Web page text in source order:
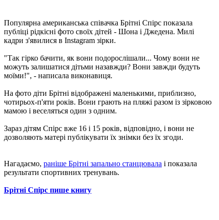
Популярна американська співачка Брітні Спірс показала
публіці рідкісні фото своїх дітей - Шона і Джедена. Милі
кадри з'явилися в Instagram зірки.
"Так гірко бачити, як вони подорослішали... Чому вони не
можуть залишатися дітьми назавжди? Вони завжди будуть
моїми!", - написала виконавиця.
На фото діти Брітні відображені маленькими, приблизно,
чотирьох-п'яти років. Вони грають на пляжі разом із зірковою
мамою і веселяться один з одним.
Зараз дітям Спірс вже 16 і 15 років, відповідно, і вони не
дозволяють матері публікувати їх знімки без їх згоди.
Нагадаємо, раніше Брітні запально станцювала і показала
результати спортивних тренувань.
Брітні Спірс пише книгу